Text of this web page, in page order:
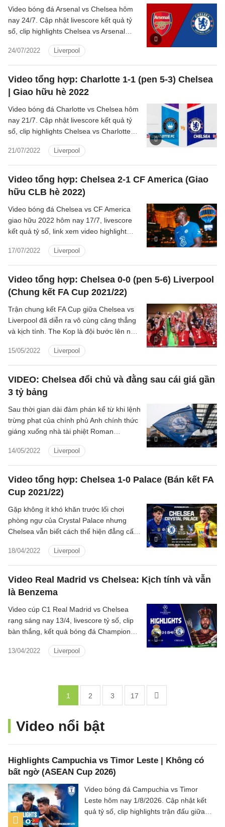
24/07/2022 Liverpool
Video bóng đá Arsenal vs Chelsea hôm
nay 24/7. Cập nhật livescore kết quả tỷ
số, clip highlights Chelsea vs Arsenal
Video tổng hợp: Charlotte 1-1 (pen 5-3) Chelsea
| Giao hữu hè 2022
21/07/2022 Liverpool
Video bóng đá Charlotte vs Chelsea hôm
nay 21/7. Cập nhật livescore kết quả tỷ
số, clip highlights Chelsea vs Charlotte
Video tổng hợp: Chelsea 2-1 CF America (Giao
hữu CLB hè 2022)
17/07/2022 Liverpool
Video bóng đá Chelsea vs CF America
giao hữu 2022 hôm nay 17/7, livescore
kết quả tỷ số, link xem video highlight
Video tổng hợp: Chelsea 0-0 (pen 5-6) Liverpool
(Chung kết FA Cup 2021/22)
15/05/2022 Liverpool
Trận chung kết FA Cup giữa Chelsea vs
Liverpool đã diễn ra vô cùng căng thẳng
và kịch tính. The Kop là đội bước lên ngai
luân lưu. Như vậy là họ đã hoàn thành
một nửa cú ăn bốn vĩ đại của mình.
VIDEO: Chelsea đổi chủ và đằng sau cái giá gần
3 tỷ bảng
14/05/2022 Liverpool
Sau thời gian dài đàm phán kể từ khi lệnh
trừng phạt của chính phủ Anh chính thức
giáng xuống nhà tài phiệt Roman
chủ Chelsea cuối cùng cũng đã được
hoàn tất, với giá chốt 2.5 tỷ bảng và cam
kết đầu tư thêm 1.75 tỷ bảng nữa từ
nhóm liên minh do tỷ phú Todd Boehly
đứng đầu.
Video tổng hợp: Chelsea 1-0 Palace (Bán kết FA
Cup 2021/22)
18/04/2022 Liverpool
Gặp không ít khó khăn trước lối chơi
phòng ngự của Crystal Palace nhưng
Chelsea vẫn biết cách thể hiện đẳng cấp
trò Tuchel sẽ gặp Liverpool ở trận tranh
chức vô địch.
Video Real Madrid vs Chelsea: Kịch tính và vẫn
là Benzema
13/04/2022 Liverpool
Video cúp C1 Real Madrid vs Chelsea
rạng sáng nay 13/4, livescore tỷ số, clip
bàn thắng, kết quả bóng đá Champions
hôm nay
1 2 3 17
Video nổi bật
Highlights Campuchia vs Timor Leste | Không có
bất ngờ (ASEAN Cup 2026)
Video bóng đá Campuchia vs Timor
Leste hôm nay 1/8/2026. Cập nhật kết
quả tỷ số, clip highlights trận đấu giữa